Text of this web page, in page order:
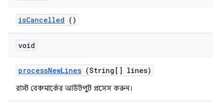
isCancelled ()
void
processNewLines (String[] lines)
রাস্ট বেঞ্চমার্কের আউটপুট প্রসেস করুন।